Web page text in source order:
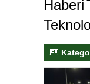
Haberi